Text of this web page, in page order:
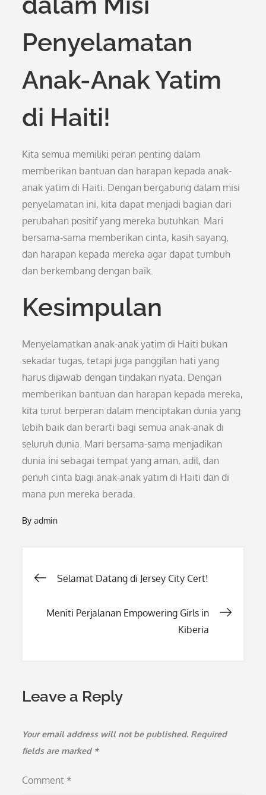
Penyelamatan
Anak-Anak Yatim
di Haiti!
Kita semua memiliki peran penting dalam
memberikan bantuan dan harapan kepada anak-
anak yatim di Haiti. Dengan bergabung dalam misi
penyelamatan ini, kita dapat menjadi bagian dari
perubahan positif yang mereka butuhkan. Mari
bersama-sama memberikan cinta, kasih sayang,
dan harapan kepada mereka agar dapat tumbuh
dan berkembang dengan baik.
Kesimpulan
Menyelamatkan anak-anak yatim di Haiti bukan
sekadar tugas, tetapi juga panggilan hati yang
harus dijawab dengan tindakan nyata. Dengan
memberikan bantuan dan harapan kepada mereka,
kita turut berperan dalam menciptakan dunia yang
lebih baik dan berarti bagi semua anak-anak di
seluruh dunia. Mari bersama-sama menjadikan
dunia ini sebagai tempat yang aman, adil, dan
penuh cinta bagi anak-anak yatim di Haiti dan di
mana pun mereka berada.
Byadmin
Post
navigation
Selamat Datang di Jersey City Cert!
Meniti Perjalanan Empowering Girls in
Kiberia
Leave a Reply
Your email address will not be published. Required
fields are marked *
Comment *